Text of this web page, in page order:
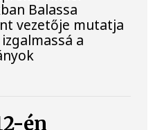
Balassa
vezetője mutatja
a
én